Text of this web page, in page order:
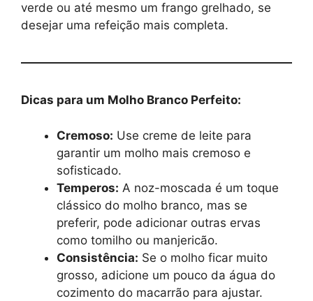
verde ou até mesmo um frango grelhado, se
desejar uma refeição mais completa.
Dicas para um Molho Branco Perfeito:
Cremoso: Use creme de leite para
garantir um molho mais cremoso e
sofisticado.
Temperos: A noz-moscada é um toque
clássico do molho branco, mas se
preferir, pode adicionar outras ervas
como tomilho ou manjericão.
Consistência: Se o molho ficar muito
grosso, adicione um pouco da água do
cozimento do macarrão para ajustar.